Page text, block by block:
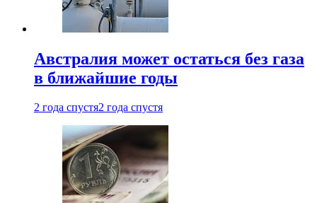
Австралия может остаться без газа
в ближайшие годы
2 года спустя2 года спустя